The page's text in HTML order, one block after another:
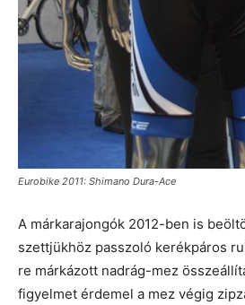
Eurobike 2011: Shimano Dura-Ace
A márkarajongók 2012-ben is
szettjükhöz passzoló kerékpáros
re márkázott nadrág-mez
figyelmet érdemel a mez végig